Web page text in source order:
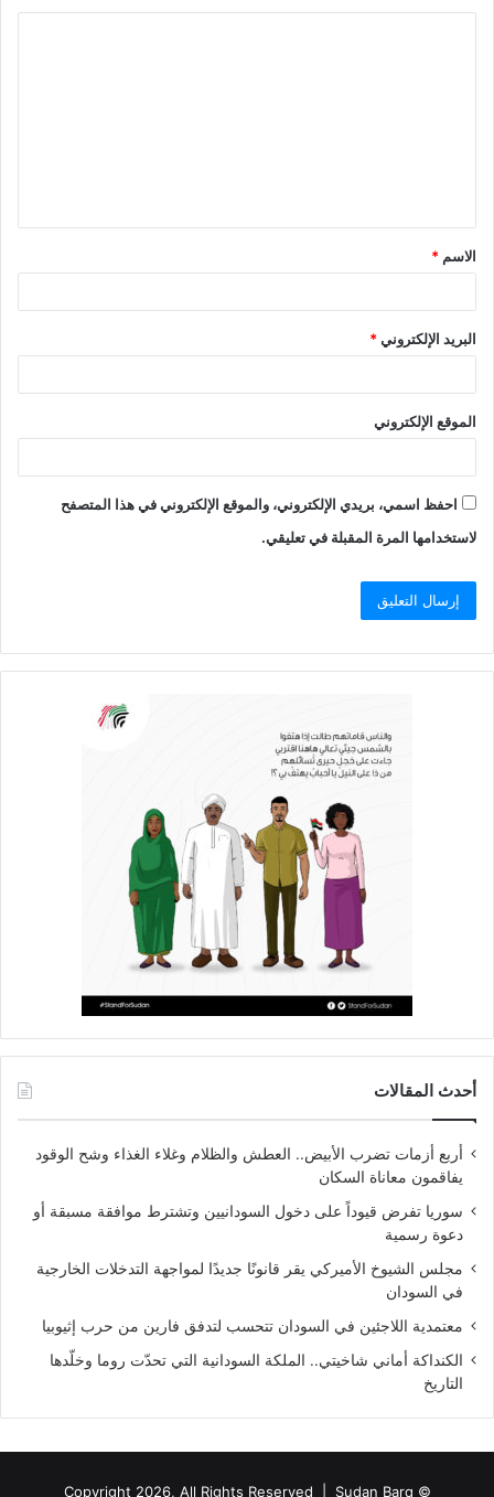
الاسم *
البريد الإلكتروني*
الموقع الإلكتروني
احفظ اسمي، بريدي الإلكتروني، والموقع الإلكتروني في هذا المتصفح
لاستخدامها المرة المقبلة في تعليقي.
أحدث المقالات
أربع أزمات تضرب الأبيض.. العطش والظلام وغلاء الغذاء وشح الوقود
يفاقمون معاناة السكان
سوريا تفرض قيوداً على دخول السودانيين وتشترط موافقة مسبقة أو
دعوة رسمية
مجلس الشيوخ الأميركي يقر قانونًا جديدًا لمواجهة التدخلات الخارجية
في السودان
معتمدية اللاجئين في السودان تتحسب لتدفق فارين من حرب إثيوبيا
الكنداكة أماني شاخيتي.. الملكة السودانية التي تحدّت روما وخلّدها
التاريخ
© Copyright 2026, All Rights Reserved |
Sudan Barq